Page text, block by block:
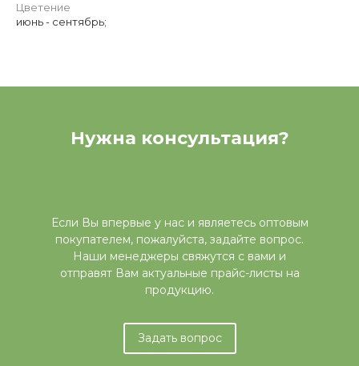
Цветение
июнь - сентябрь;
Нужна консультация?
Если Вы впервые у нас и являетесь оптовым
покупателем, пожалуйста, задайте вопрос.
Наши менеджеры свяжутся с вами и
отправят Вам актуальные прайс-листы на
продукцию.
Задать вопрос